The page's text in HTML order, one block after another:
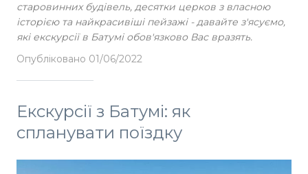
старовинних будівель, десятки церков з власною
історією та найкрасивіші пейзажі - давайте з'ясуємо,
які екскурсії в Батумі обов'язково Вас вразять.
Опубліковано 01/06/2022
Екскурсії з Батумі: як
спланувати поїздку